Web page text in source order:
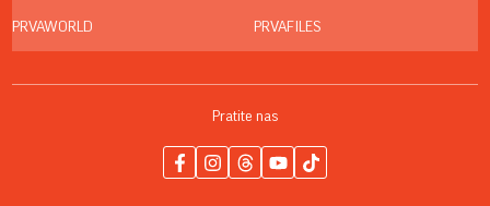
PRVAWORLD PRVAFILES
Pratite nas